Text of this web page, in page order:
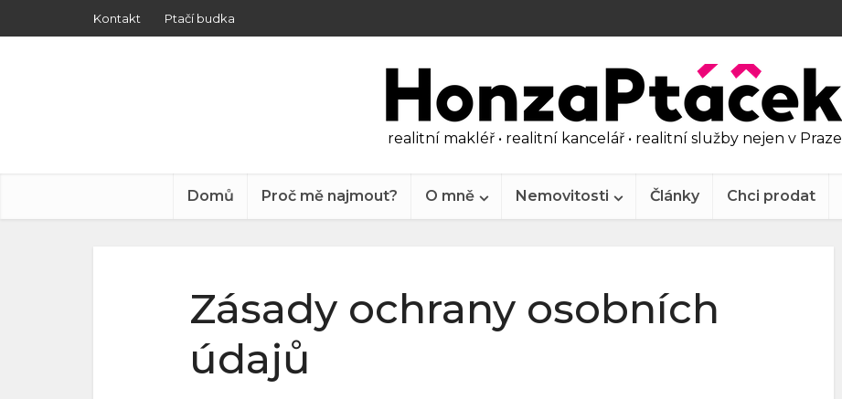
Kontakt Ptačí budka
realitní makléř • realitní kancelář • realitní služby nejen v Praze
Domů Proč mě najmout? O mně Nemovitosti Články Chci prodat
Zásady ochrany osobních
údajů